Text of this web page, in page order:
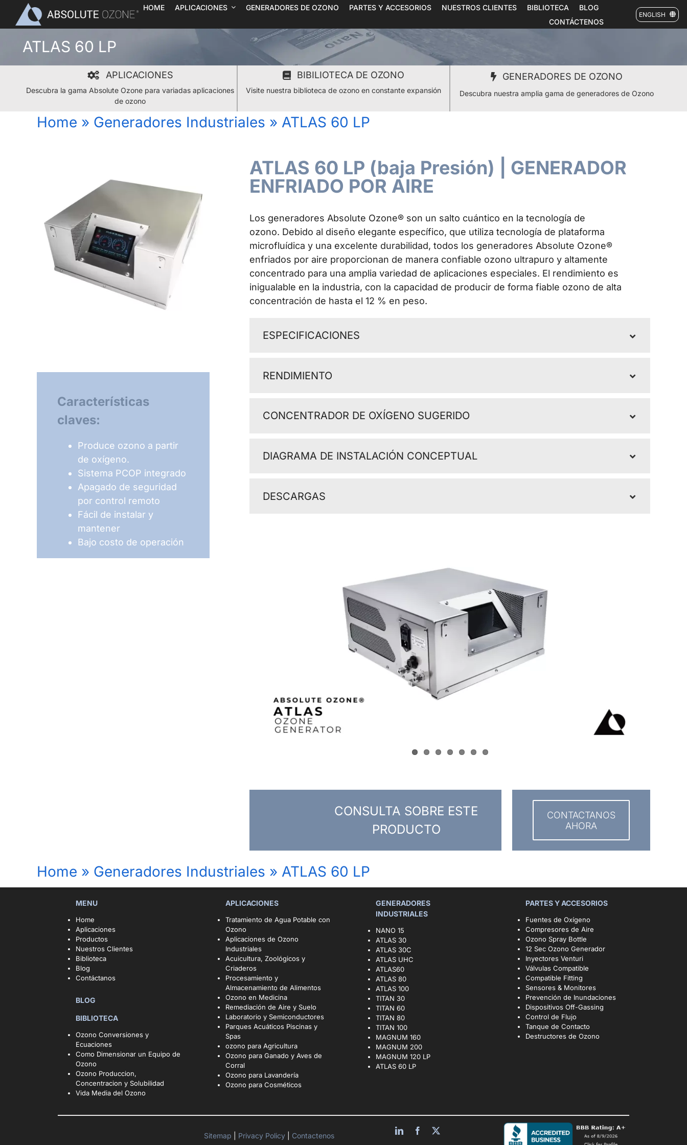
content
HOME APLICACIONES GENERADORES DE OZONO PARTES Y ACCESORIOS NUESTROS CLIENTES BIBLIOTECA
BLOG
CONTÁCTENOS
ENGLISH
ATLAS 60 LP
APLICACIONES
Descubra la gama Absolute Ozone para variadas aplicaciones
de ozono
BIBILIOTECA DE OZONO
Visite nuestra biblioteca de ozono en constante expansión
GENERADORES DE OZONO
Descubra nuestra amplia gama de generadores de Ozono
Home » Generadores Industriales » ATLAS 60 LP
Características
claves:
Produce ozono a partir
de oxígeno.
Sistema PCOP integrado
Apagado de seguridad
por control remoto
Fácil de instalar y
mantener
Bajo costo de operación
ATLAS 60 LP (baja Presión) | GENERADOR
ENFRIADO POR AIRE
Los generadores Absolute Ozone® son un salto cuántico en la tecnología de
ozono. Debido al diseño elegante específico, que utiliza tecnología de plataforma
microfluídica y una excelente durabilidad, todos los generadores Absolute Ozone®
enfriados por aire proporcionan de manera confiable ozono ultrapuro y altamente
concentrado para una amplia variedad de aplicaciones especiales. El rendimiento es
inigualable en la industria, con la capacidad de producir de forma fiable ozono de alta
concentración de hasta el 12 % en peso.
ESPECIFICACIONES
RENDIMIENTO
CONCENTRADOR DE OXÍGENO SUGERIDO
DIAGRAMA DE INSTALACIÓN CONCEPTUAL
DESCARGAS
CONSULTA SOBRE ESTE
PRODUCTO
CONTACTANOS
AHORA
Home » Generadores Industriales » ATLAS 60 LP
MENU
Home
Aplicaciones
Productos
Nuestros Clientes
Biblioteca
Blog
Contáctanos
BLOG
BIBLIOTECA
Ozono Conversiones y
Ecuaciones
Como Dimensionar un Equipo de
Ozono
Ozono Produccion,
Concentracion y Solubilidad
Vida Media del Ozono
APLICACIONES
Tratamiento de Agua Potable con
Ozono
Aplicaciones de Ozono
Industriales
Acuicultura, Zoológicos y
Criaderos
Procesamiento y
Almacenamiento de Alimentos
Ozono en Medicina
Remediación de Aire y Suelo
Laboratorio y Semiconductores
Parques Acuáticos Piscinas y
Spas
ozono para Agricultura
Ozono para Ganado y Aves de
Corral
Ozono para Lavandería
Ozono para Cosméticos
GENERADORES
INDUSTRIALES
NANO 15
ATLAS 30
ATLAS 30C
ATLAS UHC
ATLAS60
ATLAS 80
ATLAS 100
TITAN 30
TITAN 60
TITAN 80
TITAN 100
MAGNUM 160
MAGNUM 200
MAGNUM 120 LP
ATLAS 60 LP
PARTES Y ACCESORIOS
Fuentes de Oxígeno
Compresores de Aire
Ozono Spray Bottle
12 Sec Ozono Generador
Inyectores Venturi
Válvulas Compatible
Compatible Fitting
Sensores & Monitores
Prevención de Inundaciones
Dispositivos Off-Gassing
Control de Flujo
Tanque de Contacto
Destructores de Ozono
Sitemap Privacy Policy Contactenos